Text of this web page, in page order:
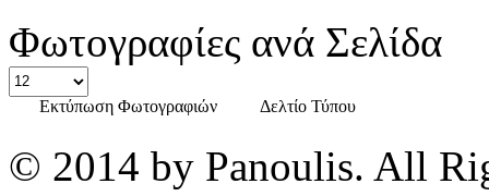
Φωτογραφίες ανά Σελίδα
Εκτύπωση Φωτογραφιών Δελτίο Τύπου
© 2014 by Panoulis. All